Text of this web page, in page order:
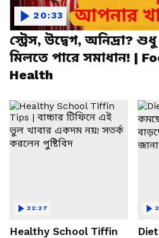
স্ট্রেস, উদ্বেগ, অনিদ্রা?
মিলতে পারে সমাধান! |
Health
20:33
Healthy School Tiffin
22:27